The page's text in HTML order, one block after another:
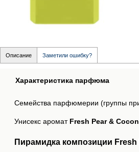
Описание Заметили ошибку?
Характеристика парфюма
Семейства парфюмерии (группы
Унисекс аромат Fresh Pear &
Пирамидка композиции Fresh